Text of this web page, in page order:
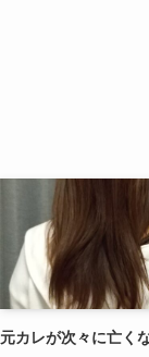
元カレが次々に亡く